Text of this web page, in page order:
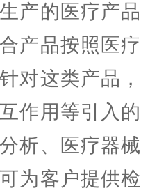
产的医疗产
产品按照医
对这类产品
作用等引入
析、医疗器
为客户提供